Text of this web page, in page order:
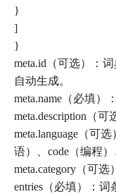
}
]
}
meta.id（可选）：
自动生成。
meta.name（必填）
meta.description（可
meta.language（可
语）、code（编程）
meta.category（可选
entries（必填）：词